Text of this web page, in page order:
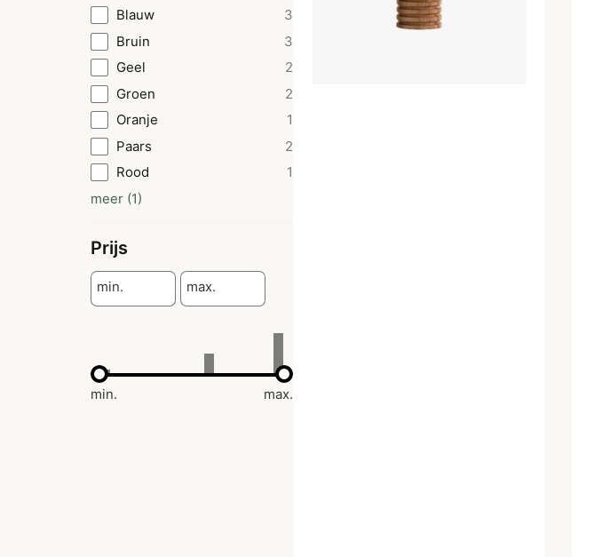
Blauw
3
Bruin
3
Geel
2
Groen
2
Oranje
1
Paars
2
Rood
1
meer (1)
Prijs
min. max.
min. max.